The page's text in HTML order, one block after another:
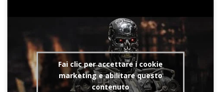
Fai clic per accettare i cookie
marketing e abilitare questo
contenuto